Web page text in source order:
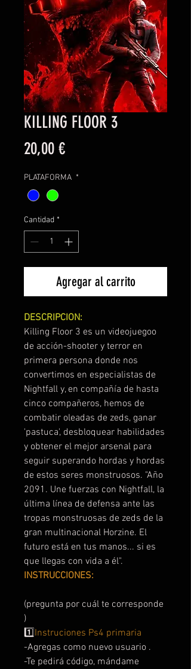
KILLING FLOOR 3
20,00 €Precio
PLATAFORMA *
Cantidad *
Agregar al carrito
DESCRIPCION:
Killing Floor 3 es un videojuegoo
de acción-shooter y terror en
primera persona donde nos
convertimos en especialistas de
Nightfall y, en compañía de hasta
cinco compañeros, hemos de
combatir oleadas de zeds, ganar
'pastuca', desbloquear habilidades
y obtener el mejor arsenal para
seguir superando hordas y hordas
de estos seres monstruosos. "Año
2091. Une fuerzas con Nightfall, la
última línea de defensa ante las
tropas monstruosas de zeds de la
gran multinacional Horzine. El
futuro está en tus manos... si es
que llegas con vida a él".
INSTRUCCIONES:
(pregunta por cuál te corresponde
)
1️⃣Instruciones Ps4 primaria
-Agregas como nuevo usuario .
-Te pedirá código, mándame